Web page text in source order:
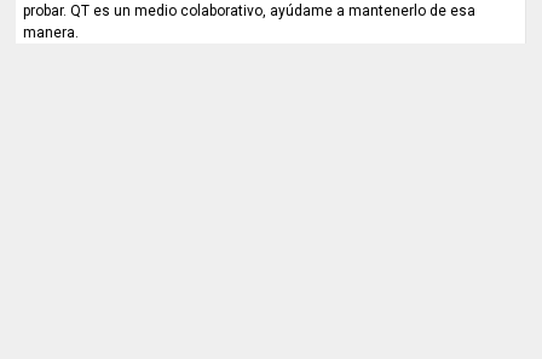
probar. QT es un medio colaborativo, ayúdame a mantenerlo de esa
manera.